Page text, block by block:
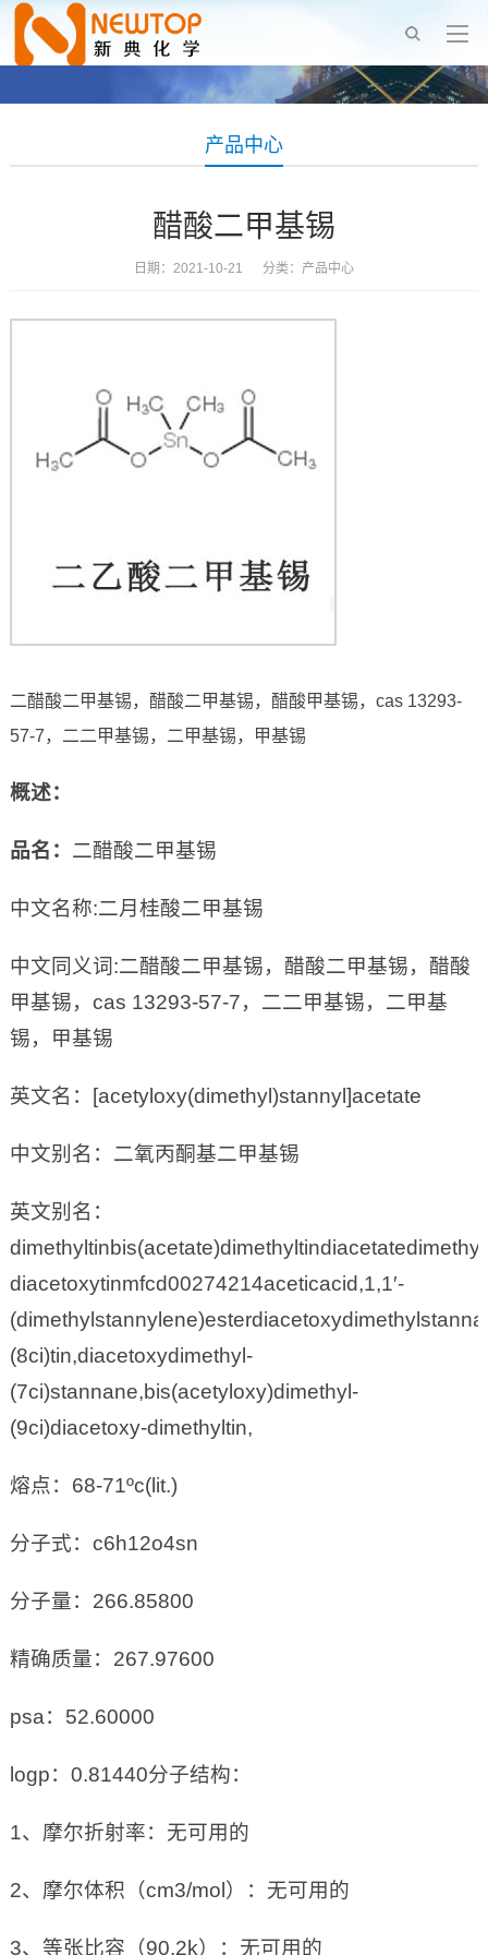
产品中心
醋酸二甲基锡
日期：2021-10-21 分类： 产品中心
二醋酸二甲基锡，醋酸二甲基锡，醋酸甲基锡，cas 13293-
57-7，二二甲基锡，二甲基锡，甲基锡
概述：
品名： 二醋酸二甲基锡
中文名称:二月桂酸二甲基锡
中文同义词:二醋酸二甲基锡，醋酸二甲基锡，醋酸
甲基锡，cas 13293-57-7，二二甲基锡，二甲基
锡，甲基锡
英文名：[acetyloxy(dimethyl)stannyl]acetate
中文别名：二氧丙酮基二甲基锡
英文别名：
diacetoxytinmfcd00274214aceticacid,1,1′-
(8ci)tin,diacetoxydimethyl-
(7ci)stannane,bis(acetyloxy)dimethyl-
(9ci)diacetoxy-dimethyltin,
熔点：68-71ºc(lit.)
分子式：c6h12o4sn
分子量：266.85800
精确质量：267.97600
psa：52.60000
logp：0.81440分子结构：
1、摩尔折射率：无可用的
2、摩尔体积（cm3/mol）：无可用的
3、等张比容（90.2k）：无可用的